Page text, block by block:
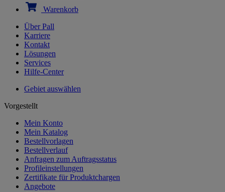
Warenkorb
Über Pall
Karriere
Kontakt
Lösungen
Services
Hilfe-Center
Gebiet auswählen
Vorgestellt
Mein Konto
Mein Katalog
Bestellvorlagen
Bestellverlauf
Anfragen zum Auftragsstatus
Profileinstellungen
Zertifikate für Produktchargen
Angebote